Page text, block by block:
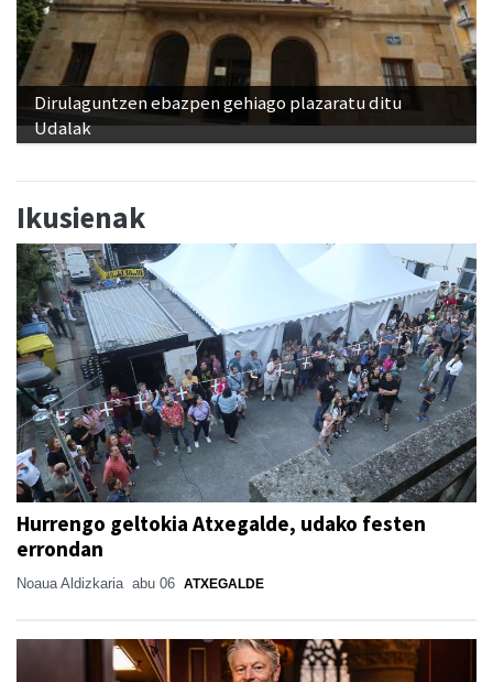
Dirulaguntzen ebazpen gehiago plazaratu ditu
Udalak
Ikusienak
Hurrengo geltokia Atxegalde, udako festen
errondan
Noaua Aldizkaria abu 06 ATXEGALDE